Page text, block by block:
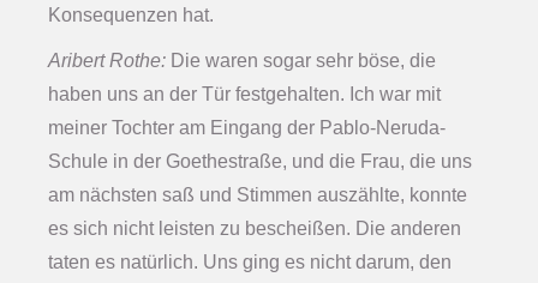
Konsequenzen hat.
Aribert Rothe: Die waren sogar sehr böse, die
haben uns an der Tür festgehalten. Ich war mit
meiner Tochter am Eingang der Pablo-Neruda-
Schule in der Goethestraße, und die Frau, die uns
am nächsten saß und Stimmen auszählte, konnte
es sich nicht leisten zu bescheißen. Die anderen
taten es natürlich. Uns ging es nicht darum, den